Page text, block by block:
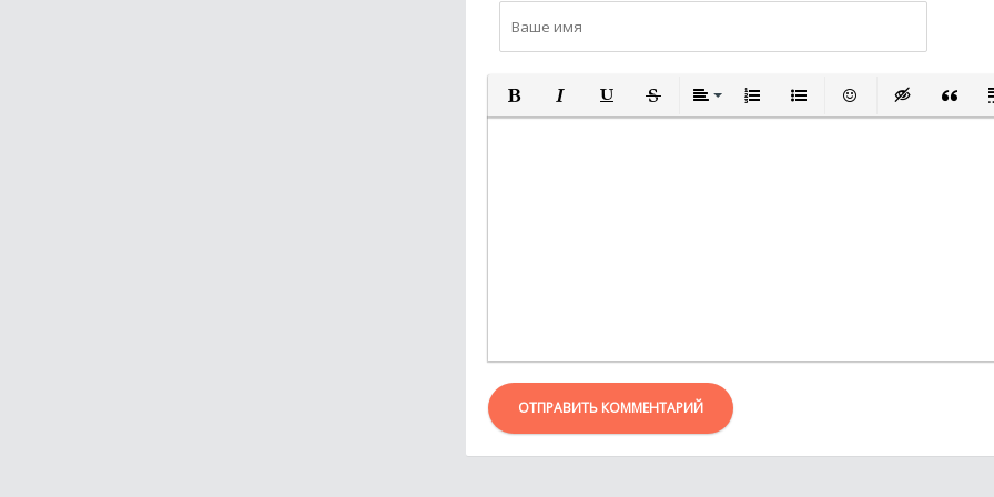
ПОЛУЖИРНЫЙ
КУРСИВПОДЧЕРКНУТЫЙ
ЗАЧЕРКНУТЫЙВЫРАВНИВАНИЕ
НУМЕРОВАННЫЙ СПИСОК
МАРКИРОВАННЫЙ
ВСТАВИТЬВСТАВКА
ОТПРАВИТЬ КОММЕНТАРИЙ